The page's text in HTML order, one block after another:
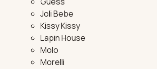
Joli Bebe
Kissy Kissy
Lapin House
Molo
Morelli